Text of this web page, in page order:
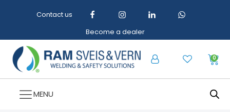
Contact us
Become a dealer
0
MENU